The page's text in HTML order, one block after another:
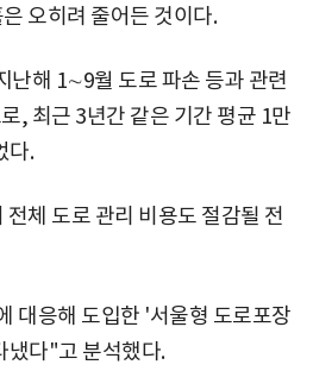
오히려 줄어든 것이다.
난해 1∼9월 도로 파손 등과 관련
, 최근 3년간 같은 기간 평균 1만
다.
체 도로 관리 비용도 절감될 전
대응해 도입한 '서울형 도로포장
냈다"고 분석했다.